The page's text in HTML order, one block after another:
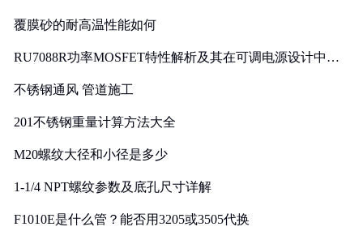
覆膜砂的耐高温性能如何
RU7088R功率MOSFET特性解析及其在可调电源设计中的
不锈钢通风 管道施工
201不锈钢重量计算方法大全
M20螺纹大径和小径是多少
1-1/4 NPT螺纹参数及底孔尺寸详解
F1010E是什么管？能否用3205或3505代换